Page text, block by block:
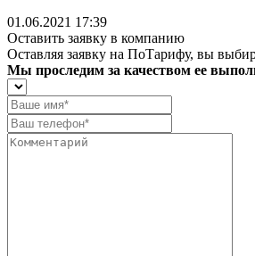
01.06.2021 17:39
Оставить заявку в компанию
Оставляя заявку на ПоТарифу, вы
Мы проследим за качеством ее